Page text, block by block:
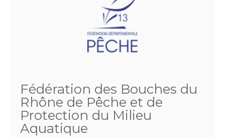
Fédération des Bouches du
Rhône de Pêche et de
Protection du Milieu
Aquatique